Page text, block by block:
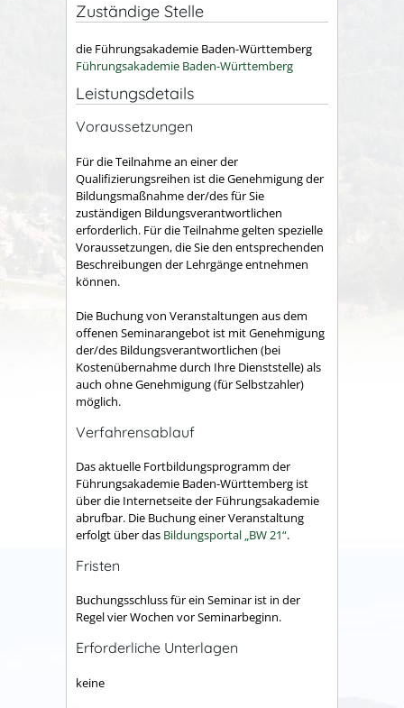
Zuständige Stelle
die Führungsakademie Baden-Württemberg
Führungsakademie Baden-Württemberg
Leistungsdetails
Voraussetzungen
Für die Teilnahme an einer der
Qualifizierungsreihen ist die Genehmigung der
Bildungsmaßnahme der/des für Sie
zuständigen Bildungsverantwortlichen
erforderlich. Für die Teilnahme gelten spezielle
Voraussetzungen, die Sie den entsprechenden
Beschreibungen der Lehrgänge entnehmen
können.
Die Buchung von Veranstaltungen aus dem
offenen Seminarangebot ist mit Genehmigung
der/des Bildungsverantwortlichen (bei
Kostenübernahme durch Ihre Dienststelle) als
auch ohne Genehmigung (für Selbstzahler)
möglich.
Verfahrensablauf
Das aktuelle Fortbildungsprogramm der
Führungsakademie Baden-Württemberg ist
über die Internetseite der Führungsakademie
abrufbar. Die Buchung einer Veranstaltung
erfolgt über das Bildungsportal „BW 21“.
Fristen
Buchungsschluss für ein Seminar ist in der
Regel vier Wochen vor Seminarbeginn.
Erforderliche Unterlagen
keine